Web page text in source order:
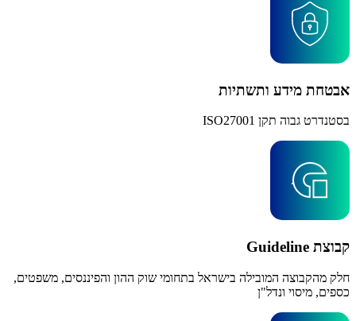
אבטחת מידע ותשתיות
בסטנדרט גבוה תקן ISO27001
קבוצת Guideline
חלק מהקבוצה המובילה בישראל בתחומי שוק ההון והפיננסים, משפטים,
כספים, מיסוי ונדל"ן